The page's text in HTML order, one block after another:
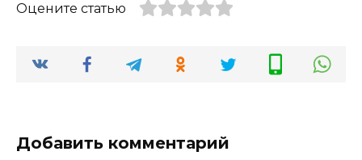
Оцените статью
Добавить комментарий